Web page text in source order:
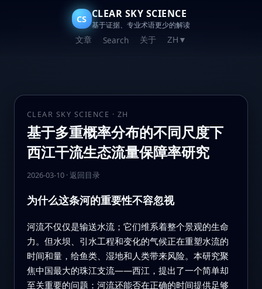
CS CLEAR SKY SCIENCE
基于证据、专业术语更少的解读
文章 Search 关于 ZH ▼
CLEAR SKY SCIENCE · ZH
基于多重概率分布的不同尺度下
西江干流生态流量保障率研究
2026-03-10· 返回目录
为什么这条河的重要性不容忽视
河流不仅仅是输送水流；它们维系着整个景观的生命
力。但水坝、引水工程和变化的气候正在重塑水流的
时间和量，给鱼类、湿地和人类带来风险。本研究聚
焦中国最大的珠江支流——西江，提出了一个简单却
至关重要的问题：河流还能否在正确的时间提供足够